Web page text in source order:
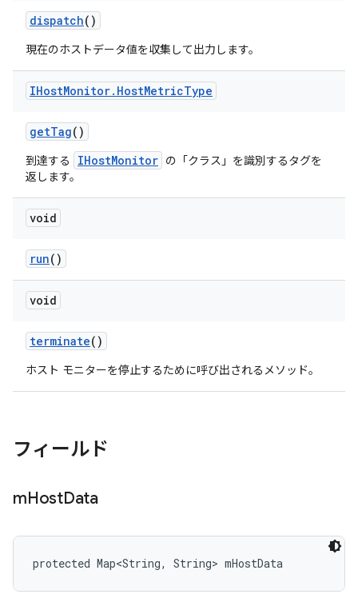
dispatch()
現在のホストデータ値を収集して出力します。
IHostMonitor. HostMetricType
getTag()
到達する IHostMonitor の「クラス」を識別するタグを
返します。
void
run()
void
terminate()
ホスト モニターを停止するために呼び出されるメソッド。
フィールド
mHostData
protected Map<String, String> mHostData